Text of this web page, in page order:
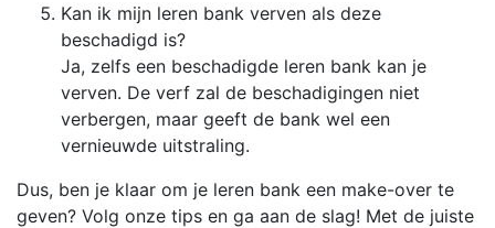
Kan ik mijn leren bank verven als deze
beschadigd is?
Ja, zelfs een beschadigde leren bank kan je
verven. De verf zal de beschadigingen niet
verbergen, maar geeft de bank wel een
vernieuwde uitstraling.
Dus, ben je klaar om je leren bank een make-over te
geven? Volg onze tips en ga aan de slag! Met de juiste